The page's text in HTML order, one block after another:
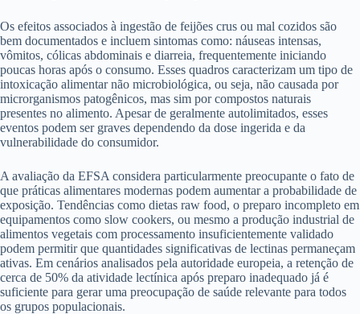
Os efeitos associados à ingestão de feijões crus ou mal cozidos são
bem documentados e incluem sintomas como: náuseas intensas,
vômitos, cólicas abdominais e diarreia, frequentemente iniciando
poucas horas após o consumo. Esses quadros caracterizam um tipo de
intoxicação alimentar não microbiológica, ou seja, não causada por
microrganismos patogênicos, mas sim por compostos naturais
presentes no alimento. Apesar de geralmente autolimitados, esses
eventos podem ser graves dependendo da dose ingerida e da
vulnerabilidade do consumidor.
A avaliação da EFSA considera particularmente preocupante o fato de
que práticas alimentares modernas podem aumentar a probabilidade de
exposição. Tendências como dietas raw food, o preparo incompleto em
equipamentos como slow cookers, ou mesmo a produção industrial de
alimentos vegetais com processamento insuficientemente validado
podem permitir que quantidades significativas de lectinas permaneçam
ativas. Em cenários analisados pela autoridade europeia, a retenção de
cerca de 50% da atividade lectínica após preparo inadequado já é
suficiente para gerar uma preocupação de saúde relevante para todos
os grupos populacionais.